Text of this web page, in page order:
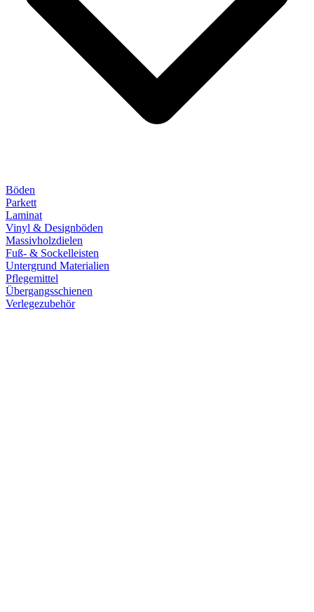
Böden
Parkett
Laminat
Vinyl & Designböden
Massivholzdielen
Fuß- & Sockelleisten
Untergrund Materialien
Pflegemittel
Übergangsschienen
Verlegezubehör